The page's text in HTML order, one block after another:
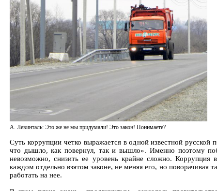
А. Левинталь: Это же не мы придумали! Это закон! Понимаете?
Суть коррупции четко выражается в одной известной русской
что дышло, как повернул, так и вышло». Именно поэтому
невозможно, снизить ее уровень крайне сложно. Коррупция
каждом отдельно взятом законе, не меняя его, но поворачивая
работать на нее.